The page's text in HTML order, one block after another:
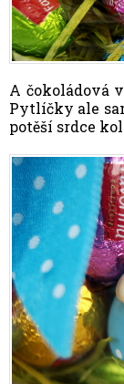
A čokoládová
Pytlíčky ale
potěší srdce